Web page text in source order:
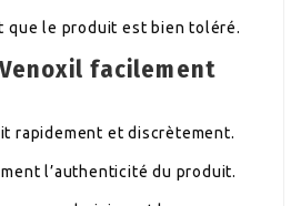
que le produit est bien toléré.
facilement
rapidement et discrètement.
l’authenticité du produit.